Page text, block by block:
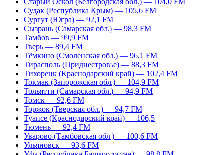
Старый Оскол (Белгородская обл.) — 104,0 FM
Судак (Республика Крым) — 105,6 FM
Сургут (Югра) — 92,1 FM
Сызрань (Самарская обл.) — 98,3 FM
Тамбов — 99,9 FM
Тверь — 89,4 FM
Тёмкино (Смоленская обл.) — 96,1 FM
Тирасполь (Приднестровье) — 88,3 FM
Тихорецк (Краснодарский край) — 102,4 FM
Токмак (Запорожская обл.) — 104,9 FM
Тольятти (Самарская обл.) — 94,9 FM
Томск — 92,6 FM
Торжок (Тверская обл.) — 94,7 FM
Туапсе (Краснодарский край) — 106,5
Тюмень — 92,4 FM
Уварово (Тамбовская обл.) — 100,6 FM
Ульяновск — 93,6 FM